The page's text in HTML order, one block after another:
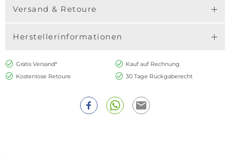
Versand & Retoure
Herstellerinformationen
Gratis Versand*
Kauf auf Rechnung
Kostenlose Retoure
30 Tage Rückgaberecht